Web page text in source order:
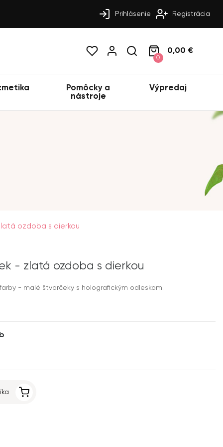
Prihlásenie Registrácia
0
0,00 €
Pomôcky a
nástroje
Výpredaj
ozdoba s dierkou
- zlatá ozdoba s dierkou
- malé štvorčeky s holografickým odleskom.